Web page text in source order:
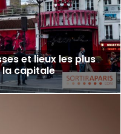
et lieux les plus
capitale